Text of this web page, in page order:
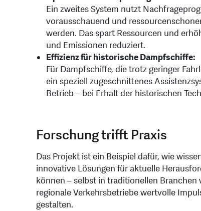
Ein zweites System nutzt
vorausschauend und
werden. Das spart Ressourcen und
und Emissionen reduziert.
Effizienz für historische Dampfschiffe:
Für Dampfschiffe, die trotz geringer
ein speziell zugeschnittenes
Betrieb – bei Erhalt der historischen
Forschung trifft Praxis
Das Projekt ist ein Beispiel dafür, wie
innovative Lösungen für aktuelle
können – selbst in traditionellen
regionale Verkehrsbetriebe wertvolle
gestalten.